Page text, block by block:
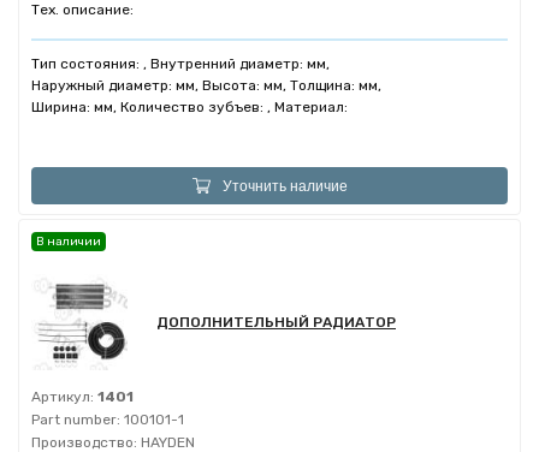
Тех. описание:
Тип состояния: , Внутренний диаметр: мм,
Наружный диаметр: мм, Высота: мм, Толщина: мм,
Ширина: мм, Количество зубъев: , Материал:
Уточнить наличие
ДОПОЛНИТЕЛЬНЫЙ РАДИАТОР
Артикул: 1401
Part number: 100101-1
Производство: HAYDEN
В наличии